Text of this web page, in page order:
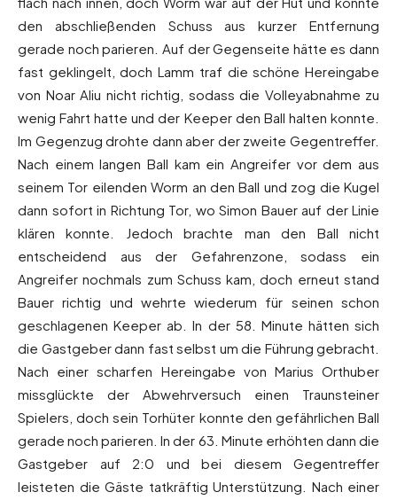
den abschließenden Schuss aus kurzer Entfernung
gerade noch parieren. Auf der Gegenseite hätte es dann
fast geklingelt, doch Lamm traf die schöne Hereingabe
von Noar Aliu nicht richtig, sodass die Volleyabnahme zu
wenig Fahrt hatte und der Keeper den Ball halten konnte.
Im Gegenzug drohte dann aber der zweite Gegentreffer.
Nach einem langen Ball kam ein Angreifer vor dem aus
seinem Tor eilenden Worm an den Ball und zog die Kugel
dann sofort in Richtung Tor, wo Simon Bauer auf der Linie
klären konnte. Jedoch brachte man den Ball nicht
entscheidend aus der Gefahrenzone, sodass ein
Angreifer nochmals zum Schuss kam, doch erneut stand
Bauer richtig und wehrte wiederum für seinen schon
geschlagenen Keeper ab. In der 58. Minute hätten sich
die Gastgeber dann fast selbst um die Führung gebracht.
Nach einer scharfen Hereingabe von Marius Orthuber
missglückte der Abwehrversuch einen Traunsteiner
Spielers, doch sein Torhüter konnte den gefährlichen Ball
gerade noch parieren. In der 63. Minute erhöhten dann die
Gastgeber auf 2:0 und bei diesem Gegentreffer
leisteten die Gäste tatkräftig Unterstützung. Nach einer